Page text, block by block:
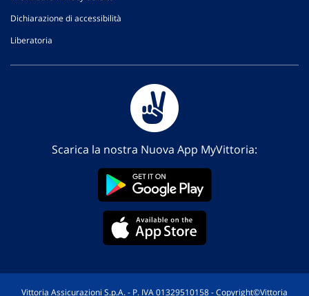
Dichiarazione di accessibilità
Liberatoria
Scarica la nostra Nuova App MyVittoria:
Vittoria Assicurazioni S.p.A. - P. IVA 01329510158 - Copyright©Vittoria